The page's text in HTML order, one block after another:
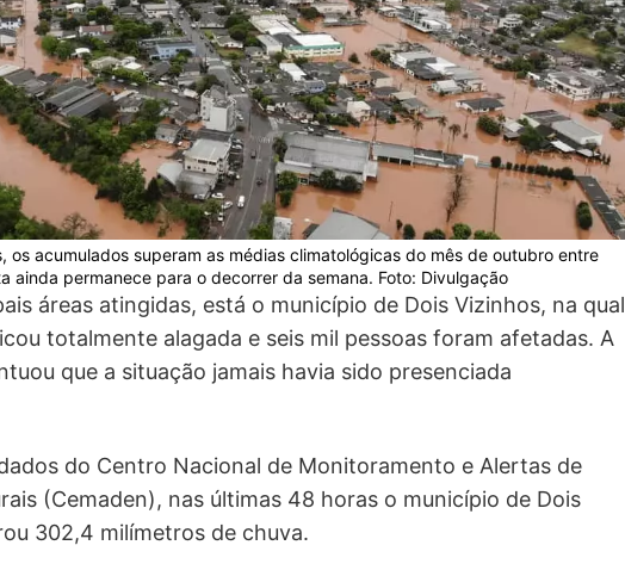
os acumulados superam as médias climatológicas do mês de outubro entre
ainda permanece para o decorrer da semana. Foto: Divulgação
áreas atingidas, está o município de Dois Vizinhos, na qual
totalmente alagada e seis mil pessoas foram afetadas. A
que a situação jamais havia sido presenciada
do Centro Nacional de Monitoramento e Alertas de
(Cemaden), nas últimas 48 horas o município de Dois
302,4 milímetros de chuva.